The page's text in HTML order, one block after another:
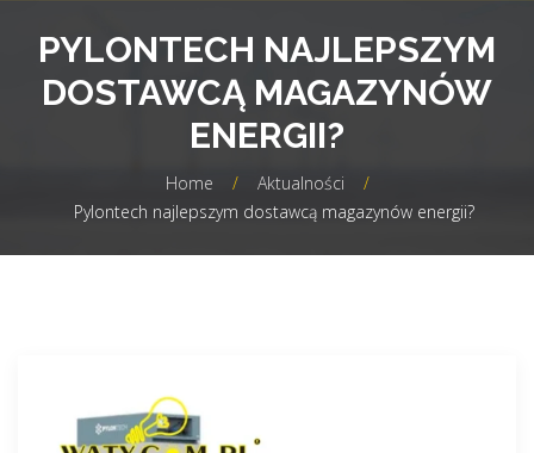
PYLONTECH NAJLEPSZYM
DOSTAWCĄ MAGAZYNÓW
ENERGII?
Home / Aktualności
/
Pylontech najlepszym dostawcą magazynów energii?